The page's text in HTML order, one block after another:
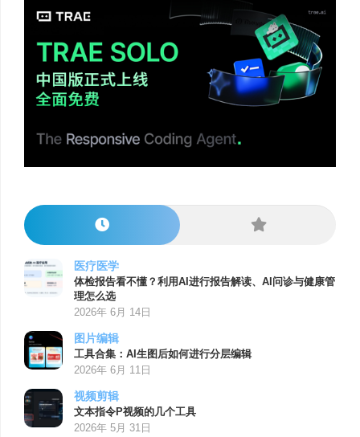
医疗医学
体检报告看不懂？利用AI进行报告解读、AI问诊与健康管
理怎么选
2026年 6月 14日
图片编辑
工具合集：AI生图后如何进行分层编辑
2026年 6月 11日
视频剪辑
文本指令P视频的几个工具
2026年 5月 31日